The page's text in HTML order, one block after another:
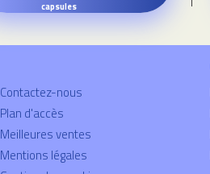
capsules
Contactez-nous
Plan d'accès
Meilleures ventes
Mentions légales